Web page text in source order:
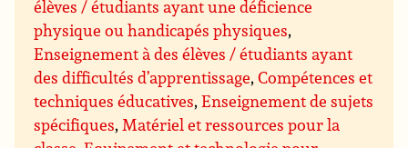
élèves / étudiants ayant une déficience
physique ou handicapés physiques,
Enseignement à des élèves / étudiants ayant
des difficultés d’apprentissage,Compétences et
techniques éducatives,Enseignement de sujets
spécifiques,Matériel et ressources pour la